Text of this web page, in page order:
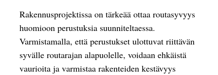
Rakennusprojektissa on tärkeää ottaa routasyvyys
huomioon perustuksia suunniteltaessa.
Varmistamalla, että perustukset ulottuvat riittävän
syvälle routarajan alapuolelle, voidaan ehkäistä
vaurioita ja varmistaa rakenteiden kestävyys